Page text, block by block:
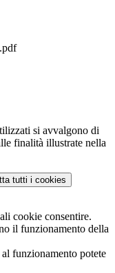
si avvalgono di
finalità illustrate nella
tutti i cookies
cookie consentire.
il funzionamento della
funzionamento potete